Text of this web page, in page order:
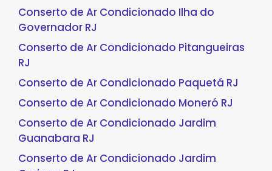
Conserto de Ar Condicionado Ilha do
Governador RJ
Conserto de Ar Condicionado Pitangueiras
RJ
Conserto de Ar Condicionado Paquetá RJ
Conserto de Ar Condicionado Moneró RJ
Conserto de Ar Condicionado Jardim
Guanabara RJ
Conserto de Ar Condicionado Jardim